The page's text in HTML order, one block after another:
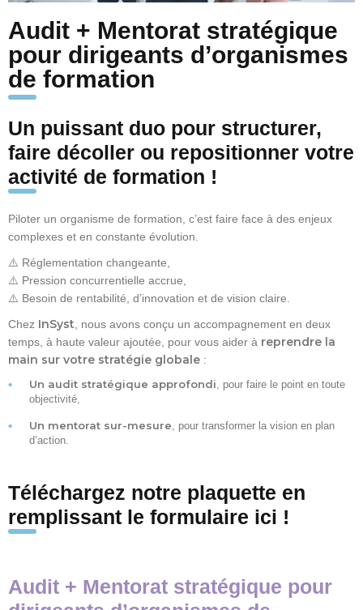
Audit + Mentorat stratégique
pour dirigeants d’organismes
de formation
Un puissant duo pour structurer,
faire décoller ou repositionner votre
activité de formation !
Piloter un organisme de formation, c’est faire face à des enjeux
complexes et en constante évolution.
⚠️ Réglementation changeante,
⚠️ Pression concurrentielle accrue,
⚠️ Besoin de rentabilité, d’innovation et de vision claire.
Chez InSyst , nous avons conçu un accompagnement en deux
temps, à haute valeur ajoutée, pour vous aider à reprendre la
main sur votre stratégie globale :
Un audit stratégique approfondi , pour faire le point en toute
objectivité,
Un mentorat sur-mesure , pour transformer la vision en plan
d’action.
Téléchargez notre plaquette en
remplissant le formulaire ici !
Audit + Mentorat stratégique pour